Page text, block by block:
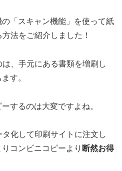
「スキャン機能」を使って紙
法をご紹介しました！
、手元にある書類を増刷し
す。
するのは大変ですよね。
化して印刷サイトに注文し
コンビニコピーより 断然お得